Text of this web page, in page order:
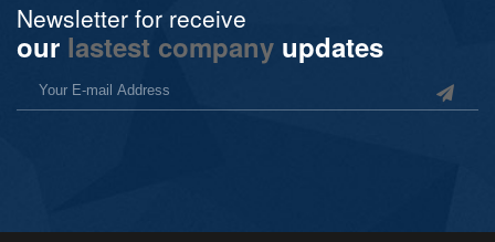
Newsletter for receive
our lastest company updates